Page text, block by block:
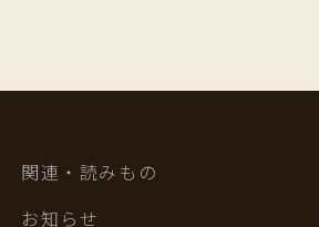
関連・読みもの
お知らせ